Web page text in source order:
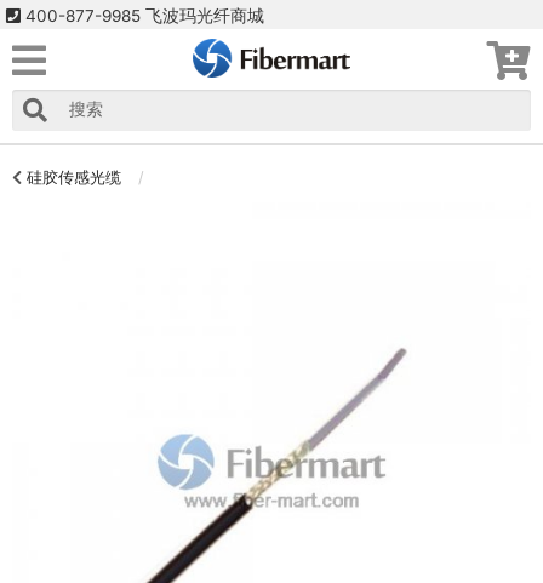
400-877-9985 飞波玛光纤商城
硅胶传感光缆